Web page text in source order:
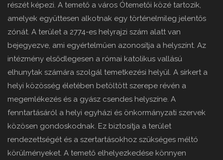
részét képezi. A temető a város Ótemetői közé tartozik,
amelyek együttesen alkotnak egy történelmileg jelentős
zónát. A terület a 2774-es helyrajzi szám alatt van
bejegyezve, ami egyértelműen azonosítja a helyszínt. Az
intézmény elsődlegesen a római katolikus vallású
elhunytak számára szolgál temetkezési helyül. A sírkert a
helyi közösség életében betöltött szerepe révén a
megemlékezés és a gyász csendes helyszíne. A
fenntartásáról a helyi egyházi és önkormányzati szervek
közösen gondoskodnak. Ez biztosítja a terület
rendezettségét és a szertartásokhoz szükséges méltó
körülményeket. A temető elhelyezkedése könnyen